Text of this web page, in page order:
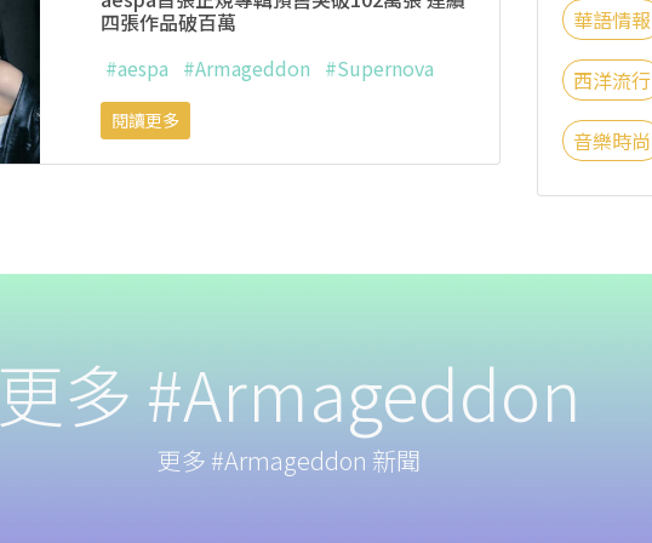
華語情報
西洋流行
音樂時尚
四張作品破百萬
#aespa #Armageddon #Supernova
閱讀更多
更多 #Armageddon
更多 #Armageddon 新聞